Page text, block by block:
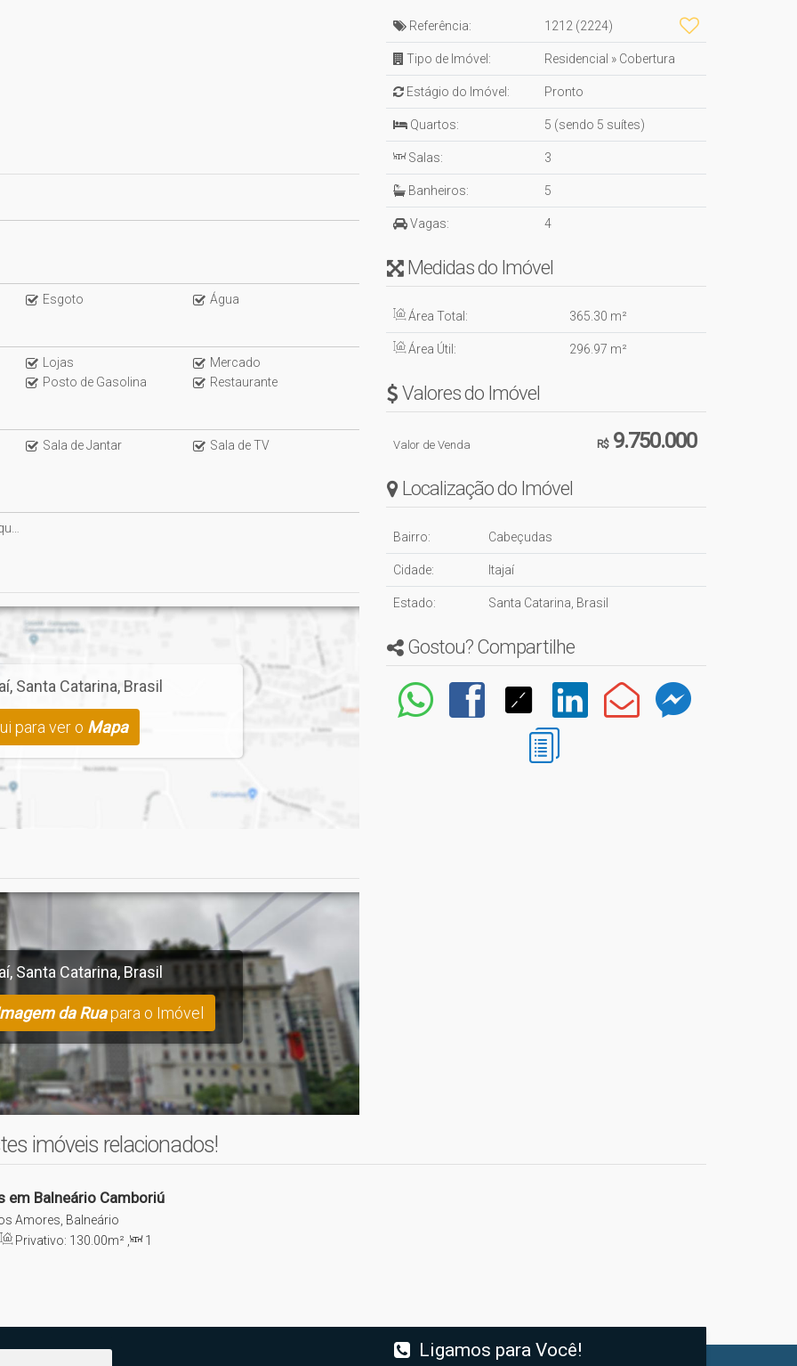
visita!
Esgoto Água
Lojas
Mercado
Posto de Gasolina Restaurante
Sala de Jantar
Sala de TV
, Santa Catarina, Brasil
para ver o Mapa
, Santa Catarina, Brasil
da Ruapara o Imóvel
Referência: 1212 (2224)
Tipo de Imóvel: Residencial » Cobertura
Estágio do Imóvel: Pronto
Quartos: 5 (sendo 5 suítes)
Salas: 3
Banheiros: 5
Vagas: 4
Medidas do Imóvel
Área Total: 365 .30 m²
Área Útil: 296 .97 m²
Valores do Imóvel
R$9.750.000
Valor de Venda
Localização do Imóvel
Bairro: Cabeçudas
Cidade: Itajaí
Estado: Santa Catarina, Brasil
Gostou? Compartilhe
imóveis relacionados!
em Balneário Camboriú
Amores, Balneário
Privativo: 130 .00m²
1
Ligamos para Você!